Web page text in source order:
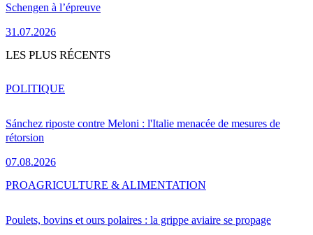
Schengen à l’épreuve
31.07.2026
LES PLUS RÉCENTS
Sánchez riposte contre Meloni : l'Italie menacée de mesures de
rétorsion
07.08.2026
POLITIQUE
Poulets, bovins et ours polaires : la grippe aviaire se propage
PROAGRICULTURE & ALIMENTATION